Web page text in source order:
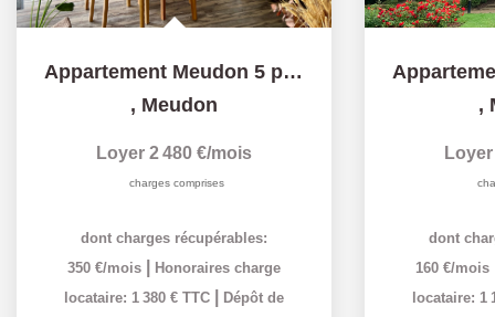
Appartement Meudon 5 pièce(s) 92 m2
, Meudon
Loyer 2 480 €/mois
charges comprises
dont charges récupérables:
350 €/mois
Honoraires charge
locataire: 1 380 € TTC
Dépôt de
,
dont
160 €/mois
locataire: 1